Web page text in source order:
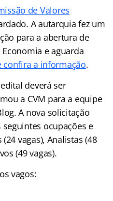
de Valores
A autarquia fez um
para a abertura de
e aguarda
confira a informação.
deverá ser
a CVM para a equipe
A nova solicitação
ocupações e
vagas), Analistas (48
(49 vagas).
vagos: